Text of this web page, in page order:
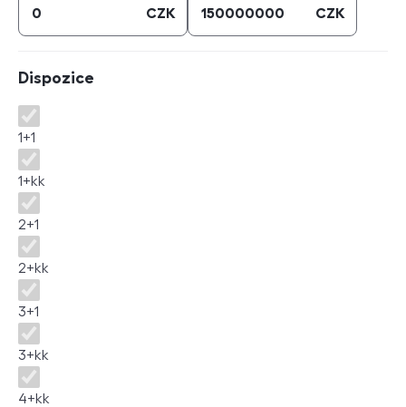
CZK CZK
Dispozice
Dispozice
1+1
1+kk
2+1
2+kk
3+1
3+kk
4+kk